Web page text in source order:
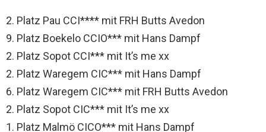
2. Platz Pau CCI**** mit FRH Butts Avedon
9. Platz Boekelo CCIO*** mit Hans Dampf
2. Platz Sopot CCI*** mit It’s me xx
2. Platz Waregem CIC*** mit Hans Dampf
6. Platz Waregem CIC*** mit FRH Butts Avedon
2. Platz Sopot CIC*** mit It’s me xx
1. Platz Malmö CICO*** mit Hans Dampf